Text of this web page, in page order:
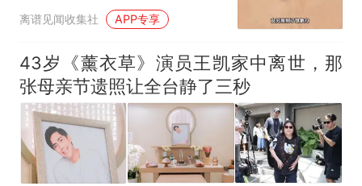
离谱见闻收集社 APP专享
43岁《薰衣草》演员王凯家中离世，那
张母亲节遗照让全台静了三秒